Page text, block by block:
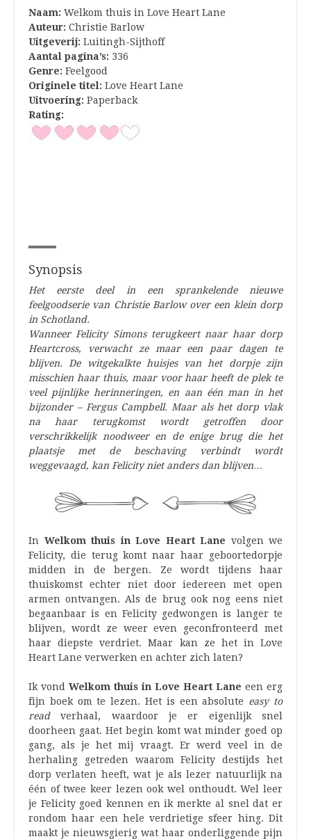
Naam: Welkom thuis in Love Heart Lane
Auteur: Christie Barlow
Uitgeverij: Luitingh-Sijthoff
Aantal pagina’s: 336
Genre: Feelgood
Originele titel: Love Heart Lane
Uitvoering: Paperback
Rating:
Synopsis
Het eerste deel in een sprankelende nieuwe
feelgoodserie van Christie Barlow over een klein dorp
in Schotland.
Wanneer Felicity Simons terugkeert naar haar dorp
Heartcross, verwacht ze maar een paar dagen te
blijven. De witgekalkte huisjes van het dorpje zijn
misschien haar thuis, maar voor haar heeft de plek te
veel pijnlijke herinneringen, en aan één man in het
bijzonder – Fergus Campbell. Maar als het dorp vlak
na haar terugkomst wordt getroffen door
verschrikkelijk noodweer en de enige brug die het
plaatsje met de beschaving verbindt wordt
weggevaagd, kan Felicity niet anders dan blijven…
In Welkom thuis in Love Heart Lane volgen we
Felicity, die terug komt naar haar geboortedorpje
midden in de bergen. Ze wordt tijdens haar
thuiskomst echter niet door iedereen met open
armen ontvangen. Als de brug ook nog eens niet
begaanbaar is en Felicity gedwongen is langer te
blijven, wordt ze weer even geconfronteerd met
haar diepste verdriet. Maar kan ze het in Love
Heart Lane verwerken en achter zich laten?
Ik vond Welkom thuis in Love Heart Lane een erg
fijn boek om te lezen. Het is een absolute easy to
readverhaal, waardoor je er eigenlijk snel
doorheen gaat. Het begin komt wat minder goed op
gang, als je het mij vraagt. Er werd veel in de
herhaling getreden waarom Felicity destijds het
dorp verlaten heeft, wat je als lezer natuurlijk na
één of twee keer lezen ook wel onthoudt. Wel leer
je Felicity goed kennen en ik merkte al snel dat er
rondom haar een hele verdrietige sfeer hing. Dit
maakt je nieuwsgierig wat haar onderliggende pijn